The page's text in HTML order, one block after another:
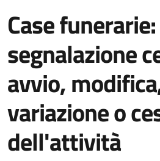
Case funerarie:
segnalazione
avvio,
variazione o
dell'attività